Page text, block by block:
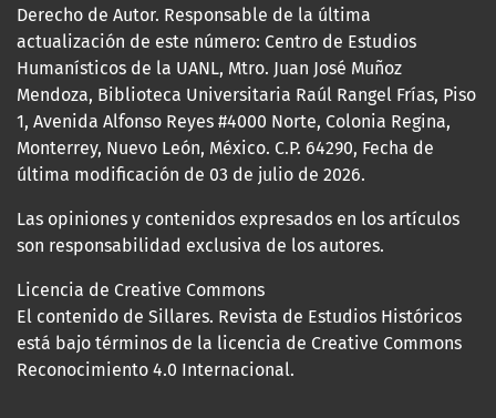
Derecho de Autor. Responsable de la última
actualización de este número: Centro de Estudios
Humanísticos de la UANL, Mtro. Juan José Muñoz
Mendoza, Biblioteca Universitaria Raúl Rangel Frías, Piso
1, Avenida Alfonso Reyes #4000 Norte, Colonia Regina,
Monterrey, Nuevo León, México. C.P. 64290, Fecha de
última modificación de 03 de julio de 2026.
Las opiniones y contenidos expresados en los artículos
son responsabilidad exclusiva de los autores.
Licencia de Creative Commons
El contenido de Sillares. Revista de Estudios Históricos
está bajo términos de la licencia de Creative Commons
Reconocimiento 4.0 Internacional.